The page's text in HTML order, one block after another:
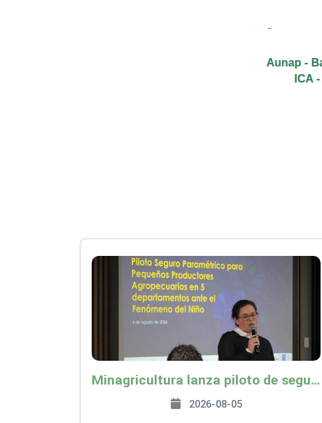
Minagricultura lanza piloto de seguro agropecuario por $9.625 millones para proteger a más de 14.000 pequeños productores contra riesgos del Fenómeno de El Niño
2026-08-05